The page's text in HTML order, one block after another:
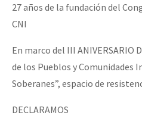
27 años de la fundación del
CNI
En marco del III ANIVERSARIO
de los Pueblos y Comunidades
Soberanes”, espacio de
DECLARAMOS